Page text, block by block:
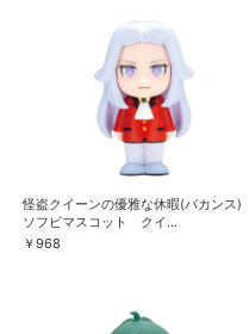
怪盗クイーンの優雅な休暇(バカンス)
ソフビマスコット クイ...
￥968